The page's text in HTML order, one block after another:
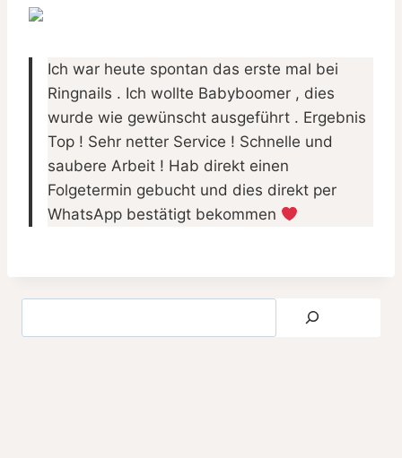
Ich war heute spontan das erste mal bei
Ringnails . Ich wollte Babyboomer , dies
wurde wie gewünscht ausgeführt . Ergebnis
Top ! Sehr netter Service ! Schnelle und
saubere Arbeit ! Hab direkt einen
Folgetermin gebucht und dies direkt per
WhatsApp bestätigt bekommen